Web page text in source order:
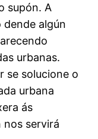
supón. A
dende algún
urbanas.
se solucione o
urbana
ás
nos servirá